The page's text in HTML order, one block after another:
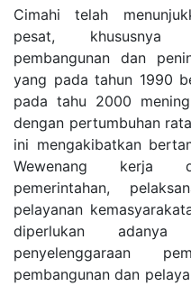
Cimahi telah
pesat, khususnya
pembangunan dan
yang pada tahun 1990
pada tahu 2000
dengan pertumbuhan
ini mengakibatkan
Wewenang kerja
pemerintahan,
pelayanan
diperlukan adanya
penyelenggaraan
pembangunan dan